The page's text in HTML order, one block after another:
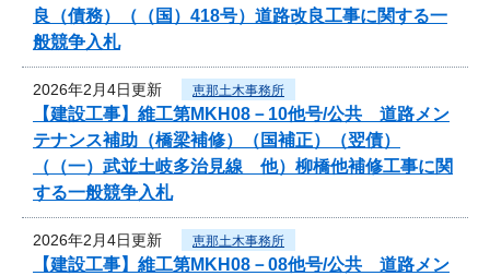
良（債務）（（国）418号）道路改良工事に関する一
般競争入札
2026年2月4日更新 恵那土木事務所
【建設工事】維工第MKH08－10他号/公共 道路メン
テナンス補助（橋梁補修）（国補正）（翌債）
（（一）武並土岐多治見線 他）柳橋他補修工事に関
する一般競争入札
2026年2月4日更新 恵那土木事務所
【建設工事】維工第MKH08－08他号/公共 道路メン